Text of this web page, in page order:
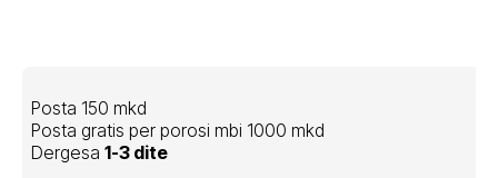
Posta 150 mkd
Posta gratis per porosi mbi 1000 mkd
Dergesa 1-3 dite